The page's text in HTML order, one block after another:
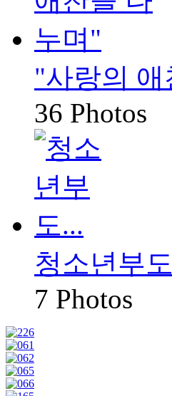
"사랑의
36 Photos
청소년부
7 Photos